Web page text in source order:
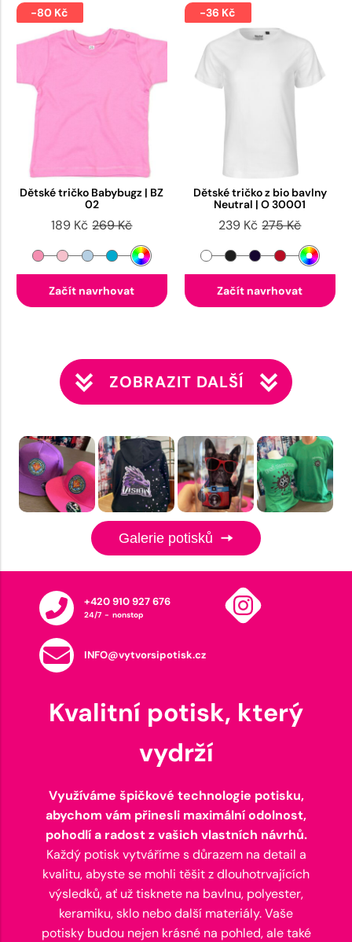
-80 Kč
Dětské tričko Babybugz | BZ
02
189 Kč 269 Kč
Začít navrhovat
-36 Kč
Dětské tričko z bio bavlny
Neutral | O 30001
239 Kč 275 Kč
Začít navrhovat
ZOBRAZIT DALŠÍ
Galerie potisků
+420 910 927 676
24/7 - nonstop
INFO@vytvorsipotisk.cz
Kvalitní potisk, který
vydrží
Využíváme špičkové technologie potisku,
abychom vám přinesli maximální odolnost,
pohodlí a radost z vašich vlastních návrhů.
Každý potisk vytváříme s důrazem na detail a
kvalitu, abyste se mohli těšit z dlouhotrvajících
výsledků, ať už tisknete na bavlnu, polyester,
keramiku, sklo nebo další materiály. Vaše
potisky budou nejen krásné na pohled, ale také